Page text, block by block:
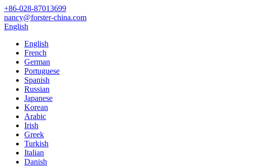
+86-028-87013699
nancy@forster-china.com
English
English
French
German
Portuguese
Spanish
Russian
Japanese
Korean
Arabic
Irish
Greek
Turkish
Italian
Danish